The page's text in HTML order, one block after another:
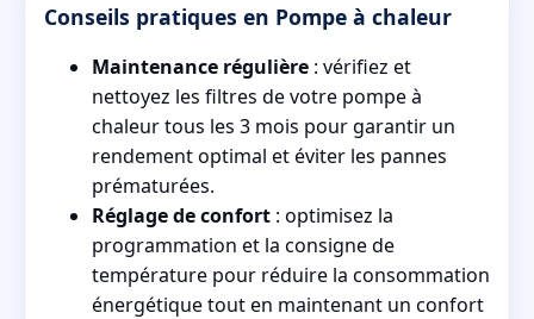
Conseils pratiques en Pompe à chaleur
Maintenance régulière : vérifiez et
nettoyez les filtres de votre pompe à
chaleur tous les 3 mois pour garantir un
rendement optimal et éviter les pannes
prématurées.
Réglage de confort : optimisez la
programmation et la consigne de
température pour réduire la consommation
énergétique tout en maintenant un confort